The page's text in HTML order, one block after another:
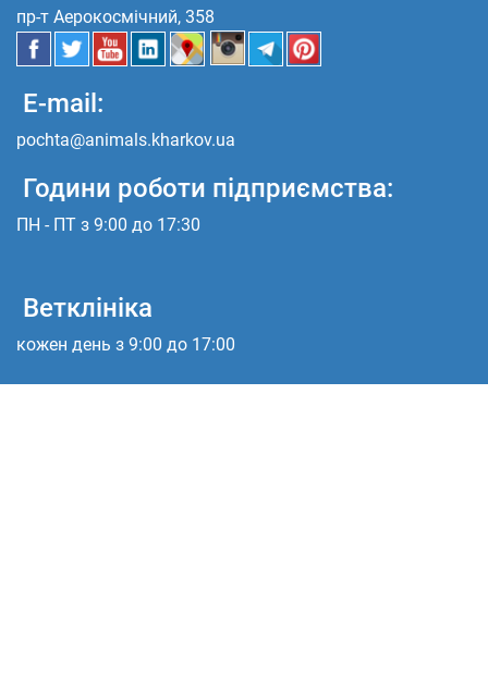
пр-т Аерокосмічний, 358
E-mail:
pochta@animals.kharkov.ua
Години роботи підприємства:
ПН - ПТ з 9:00 до 17:30
Ветклініка
кожен день з 9:00 до 17:00